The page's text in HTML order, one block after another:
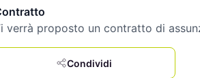
verrà proposto un contratto di
Condividi